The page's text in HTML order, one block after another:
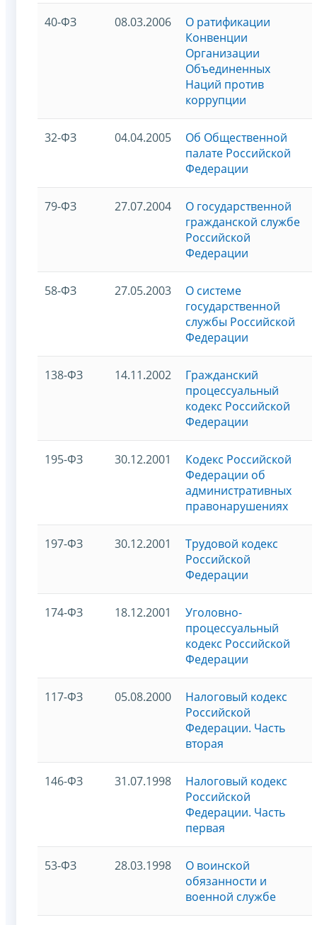
40-ФЗ 08.03.2006
О ратификации
Конвенции
Организации
Объединенных
Наций против
коррупции
32-ФЗ 04.04.2005
Об Общественной
палате Российской
Федерации
79-ФЗ 27.07.2004
О государственной
гражданской службе
Российской
Федерации
58-ФЗ 27.05.2003
О системе
государственной
службы Российской
Федерации
138-ФЗ 14.11.2002
Гражданский
процессуальный
кодекс Российской
Федерации
195-ФЗ 30.12.2001
Кодекс Российской
Федерации об
административных
правонарушениях
197-ФЗ 30.12.2001
Трудовой кодекс
Российской
Федерации
174-ФЗ 18.12.2001
Уголовно-
процессуальный
кодекс Российской
Федерации
117-ФЗ 05.08.2000
Налоговый кодекс
Российской
Федерации. Часть
вторая
146-ФЗ 31.07.1998
Налоговый кодекс
Российской
Федерации. Часть
первая
53-ФЗ 28.03.1998
О воинской
обязанности и
военной службе